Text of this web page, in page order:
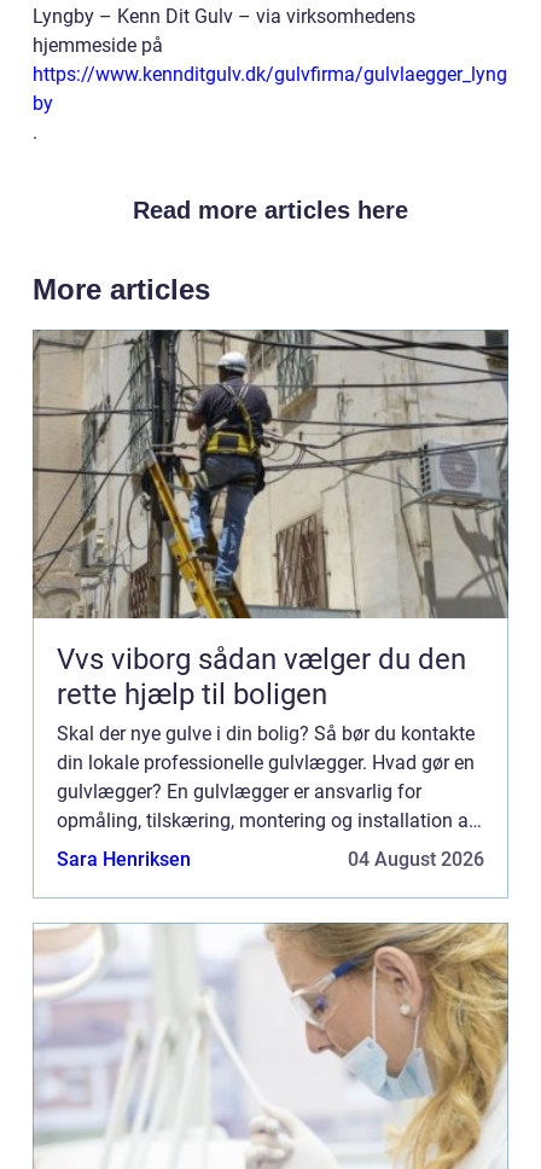
Lyngby – Kenn Dit Gulv – via virksomhedens
hjemmeside på
https://www.kennditgulv.dk/gulvfirma/gulvlaegger_lyng
by
.
Read more articles here
More articles
Vvs viborg sådan vælger du den
rette hjælp til boligen
Skal der nye gulve i din bolig? Så bør du kontakte
din lokale professionelle gulvlægger. Hvad gør en
gulvlægger? En gulvlægger er ansvarlig for
opmåling, tilskæring, montering og installation af
alle typer gulvbelægning. Dette kan omfatte
Sara Henriksen 04 August 2026